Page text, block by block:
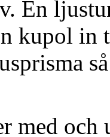
En
kupol in
med och